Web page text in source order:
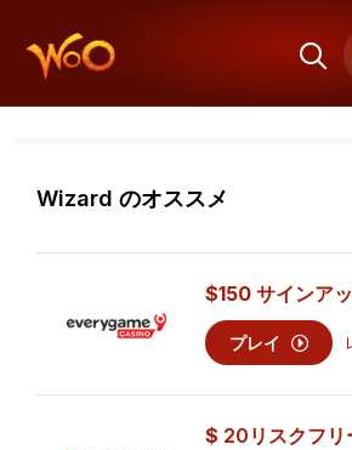
Wizard のオススメ
$150 サインア
プレイ
$ 20 リスクフリ